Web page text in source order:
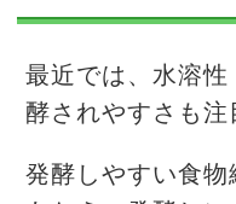
最近では、水溶
酵されやすさも注
発酵しやすい食物